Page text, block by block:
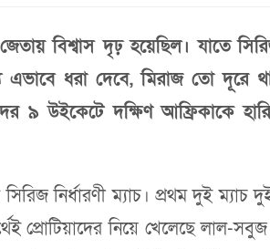
বিশ্বাস দৃঢ় হয়েছিল। যাতে
এভাবে ধরা দেবে, মিরাজ তো দূরে
৯ উইকেটে দক্ষিণ আফ্রিকাকে
নির্ধারণী ম্যাচ। প্রথম দুই
প্রোটিয়াদের নিয়ে খেলেছে লাল-